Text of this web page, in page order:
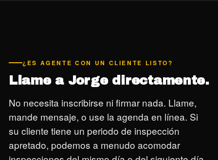
¿ES AGENTE CON UN CLIENTE LISTO?
Llame a Jorge directamente.
No necesita inscribirse ni firmar nada. Llame,
mande mensaje, o use la agenda en línea. Si
su cliente tiene un periodo de inspección
apretado, podemos a menudo acomodar